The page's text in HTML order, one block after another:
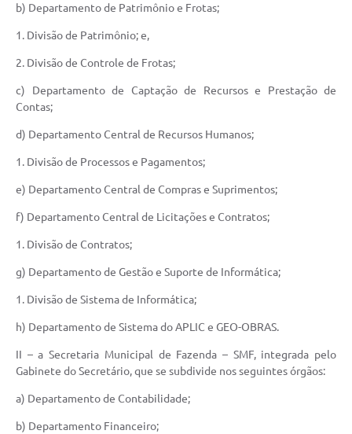
b) Departamento de Patrimônio e Frotas;
1. Divisão de Patrimônio; e,
2. Divisão de Controle de Frotas;
c) Departamento de Captação de Recursos e Prestação de
Contas;
d) Departamento Central de Recursos Humanos;
1. Divisão de Processos e Pagamentos;
e) Departamento Central de Compras e Suprimentos;
f) Departamento Central de Licitações e Contratos;
1. Divisão de Contratos;
g) Departamento de Gestão e Suporte de Informática;
1. Divisão de Sistema de Informática;
h) Departamento de Sistema do APLIC e GEO-OBRAS.
II – a Secretaria Municipal de Fazenda – SMF, integrada pelo
Gabinete do Secretário, que se subdivide nos seguintes órgãos:
a) Departamento de Contabilidade;
b) Departamento Financeiro;